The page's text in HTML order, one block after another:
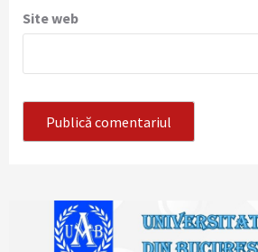
Site web